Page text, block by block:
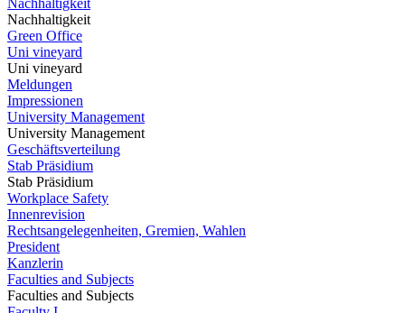
Nachhaltigkeit
Nachhaltigkeit
Green Office
Uni vineyard
Uni vineyard
Meldungen
Impressionen
University Management
University Management
Geschäftsverteilung
Stab Präsidium
Stab Präsidium
Workplace Safety
Innenrevision
Rechtsangelegenheiten, Gremien, Wahlen
President
Kanzlerin
Faculties and Subjects
Faculties and Subjects